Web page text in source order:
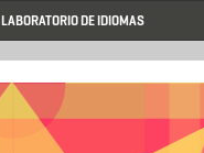
LABORATORIO DE IDIOMAS